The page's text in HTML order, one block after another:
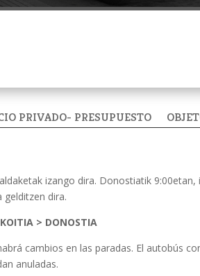
PRIVADO- PRESUPUESTO
izango dira. Donostiatik
dira.
> DONOSTIA
cambios en las paradas. El autobús
anuladas.